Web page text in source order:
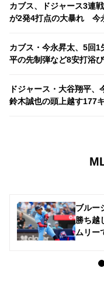
カブス、ドジャース3連
が2発4打点の大暴れ 今
カブス・今永昇太、5回
平の先制弾など8安打浴
ドジャース・大谷翔平
鈴木誠也の頭上越す177
ブルー
勝ち越
ムリー